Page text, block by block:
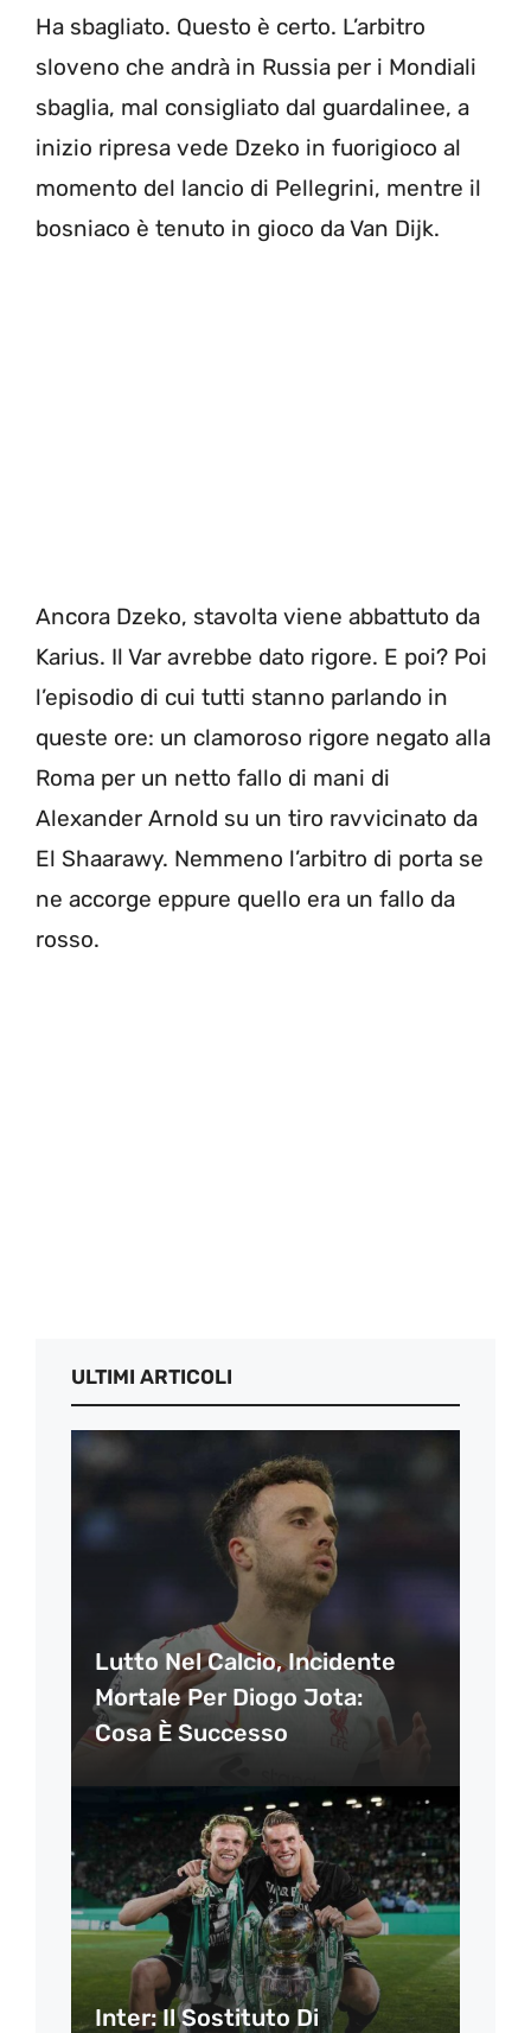
Ha sbagliato. Questo è certo. L’arbitro
sloveno che andrà in Russia per i Mondiali
sbaglia, mal consigliato dal guardalinee, a
inizio ripresa vede Dzeko in fuorigioco al
momento del lancio di Pellegrini, mentre il
bosniaco è tenuto in gioco da Van Dijk.
Ancora Dzeko, stavolta viene abbattuto da
Karius. Il Var avrebbe dato rigore. E poi? Poi
l’episodio di cui tutti stanno parlando in
queste ore: un clamoroso rigore negato alla
Roma per un netto fallo di mani di
Alexander Arnold su un tiro ravvicinato da
El Shaarawy. Nemmeno l’arbitro di porta se
ne accorge eppure quello era un fallo da
rosso.
ULTIMI ARTICOLI
Lutto Nel Calcio, Incidente
Mortale Per Diogo Jota:
Cosa È Successo
Inter: Il Sostituto Di